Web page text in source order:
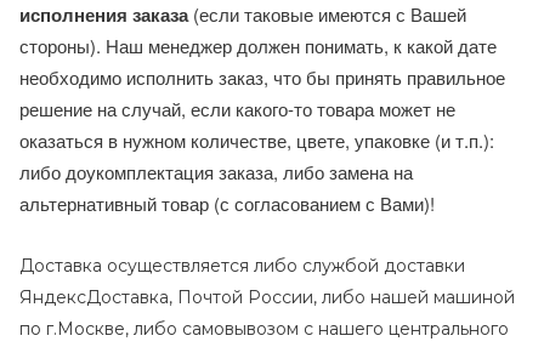
исполнения заказа(если таковые имеются с Вашей
стороны). Наш менеджер должен понимать, к какой дате
необходимо исполнить заказ, что бы принять правильное
решение на случай, если какого-то товара может не
оказаться в нужном количестве, цвете, упаковке (и т.п.):
либо доукомплектация заказа, либо замена на
альтернативный товар (с согласованием с Вами)!
Доставка осуществляется либо службой доставки
ЯндексДоставка, Почтой России, либо нашей машиной
по г.Москве, либо самовывозом с нашего центрального